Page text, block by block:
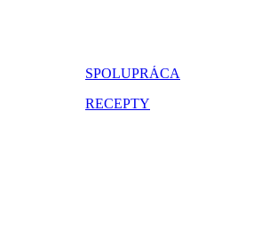
SPOLUPRÁCA
RECEPTY